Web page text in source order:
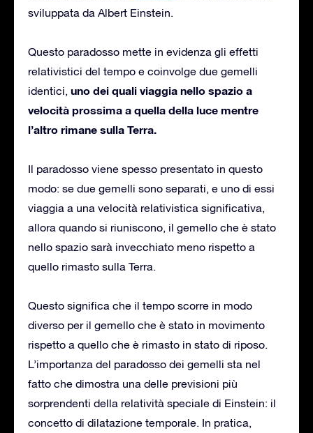
sviluppata da Albert Einstein.
Questo paradosso mette in evidenza gli effetti
relativistici del tempo e coinvolge due gemelli
identici, uno dei quali viaggia nello spazio a
velocità prossima a quella della luce mentre
l’altro rimane sulla Terra.
Il paradosso viene spesso presentato in questo
modo: se due gemelli sono separati, e uno di essi
viaggia a una velocità relativistica significativa,
allora quando si riuniscono, il gemello che è stato
nello spazio sarà invecchiato meno rispetto a
quello rimasto sulla Terra.
Questo significa che il tempo scorre in modo
diverso per il gemello che è stato in movimento
rispetto a quello che è rimasto in stato di riposo.
L’importanza del paradosso dei gemelli sta nel
fatto che dimostra una delle previsioni più
sorprendenti della relatività speciale di Einstein: il
concetto di dilatazione temporale. In pratica,